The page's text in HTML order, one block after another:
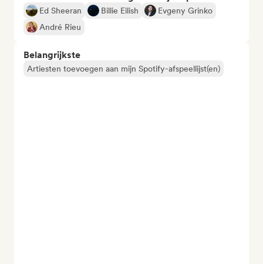
Ed Sheeran Billie Eilish
Evgeny Grinko
André Rieu
Belangrijkste
Artiesten toevoegen aan mijn Spotify-afspeellijst(en)